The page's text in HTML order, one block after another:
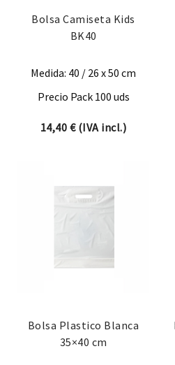
Bolsa Camiseta Kids
BK40
Medida: 40 / 26 x 50 cm
Precio Pack 100 uds
14,40 €(IVA incl.)
Bolsa Plastico Blanca
35×40 cm